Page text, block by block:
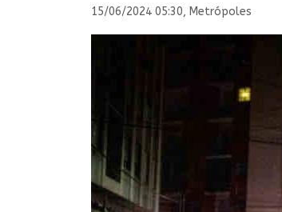
15/06/2024 05:30, Metrópoles